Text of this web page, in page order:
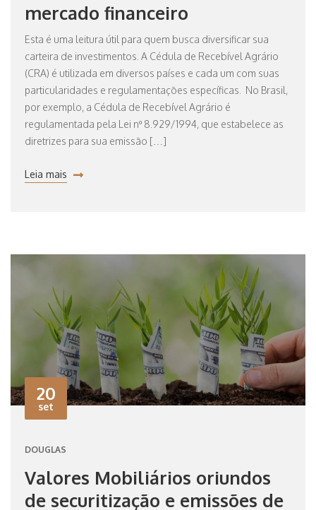
mercado financeiro
Esta é uma leitura útil para quem busca diversificar sua
carteira de investimentos. A Cédula de Recebível Agrário
(CRA) é utilizada em diversos países e cada um com suas
particularidades e regulamentações específicas. No Brasil,
por exemplo, a Cédula de Recebível Agrário é
regulamentada pela Lei nº 8.929/1994, que estabelece as
diretrizes para sua emissão […]
Leia mais
20
set
DOUGLAS
Valores Mobiliários oriundos
de securitização e emissões de